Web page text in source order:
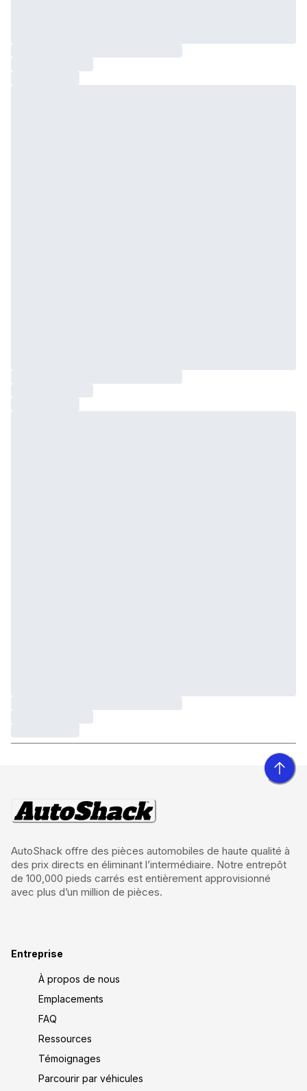
AutoShack offre des pièces automobiles de haute qualité à
des prix directs en éliminant l’intermédiaire. Notre entrepôt
de 100,000 pieds carrés est entièrement approvisionné
avec plus d’un million de pièces.
Entreprise
À propos de nous
Emplacements
FAQ
Ressources
Témoignages
Parcourir par véhicules